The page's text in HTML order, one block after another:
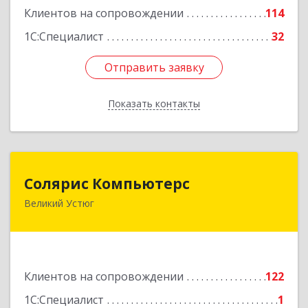
Клиентов на сопровождении
114
1С:Специалист
32
Отправить заявку
Показать контакты
Отправить заявку
Назад
Солярис Компьютерс
Великий Устюг
Клиентов на сопровождении
122
1С:Специалист
1
162390, Вологодская обл, Великий Устюг г,